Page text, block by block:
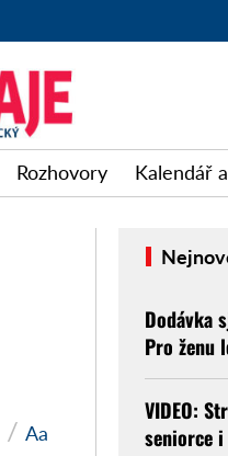
Rozhovory Kalendář
/ Aa
Dodávka
Pro ženu
VIDEO:
seniorce i